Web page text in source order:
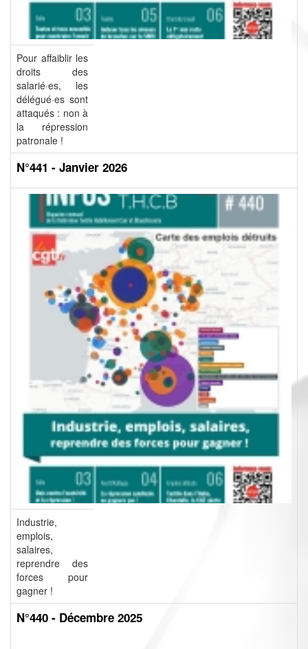
Pour affaiblir les
droits des
salarié·es, les
délégué·es sont
attaqués : non à
la répression
patronale !
N°441 - Janvier 2026
Industrie,
emplois,
salaires,
reprendre des
forces pour
gagner !
N°440 - Décembre 2025